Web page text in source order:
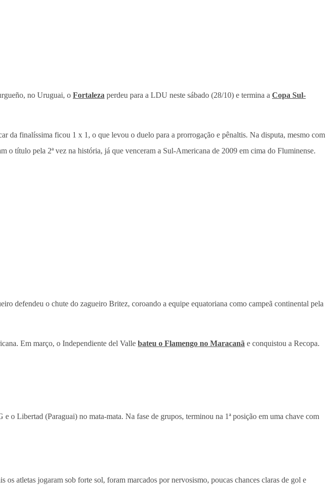
no Uruguai, o Fortaleza perdeu para a LDU neste sábado (28/10) e termina a Copa Sul-
da finalíssima ficou 1 x 1, o que levou o duelo para a prorrogação e pênaltis. Na disputa, mesmo com
título pela 2ª vez na história, já que venceram a Sul-Americana de 2009 em cima do Fluminense.
defendeu o chute do zagueiro Britez, coroando a equipe equatoriana como campeã continental pela
Em março, o Independiente del Valle bateu o Flamengo no Maracanã e conquistou a Recopa.
Libertad (Paraguai) no mata-mata. Na fase de grupos, terminou na 1ª posição em uma chave com
atletas jogaram sob forte sol, foram marcados por nervosismo, poucas chances claras de gol e